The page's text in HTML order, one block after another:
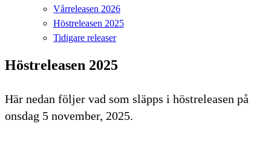
Vårreleasen 2026
Höstreleasen 2025
Tidigare releaser
Höstreleasen 2025
Här nedan följer vad som släpps i höstreleasen på
onsdag 5 november, 2025.